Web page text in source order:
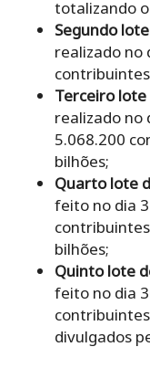
totalizando
Segundo
realizado no
Terceiro
realizado no
5.068.200
bilhões;
Quarto lote
feito no dia
bilhões;
Quinto lote
feito no dia
divulgados